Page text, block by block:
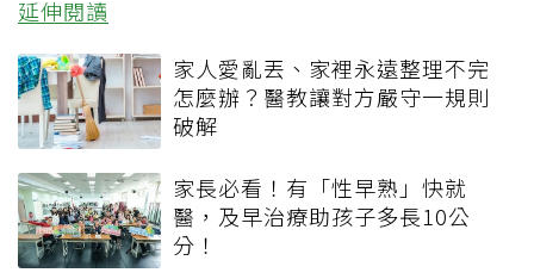
延伸閱讀
家人愛亂丟、家裡永遠整理不完
怎麼辦？醫教讓對方嚴守一規則
破解
家長必看！有「性早熟」快就
醫，及早治療助孩子多長10公
分！